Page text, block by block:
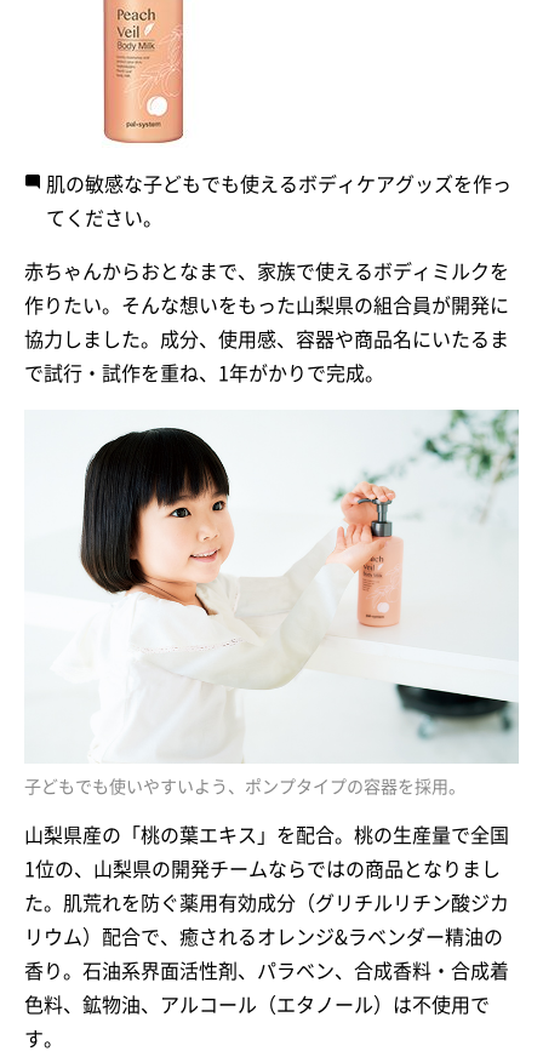
肌の敏感な子どもでも使えるボディケアグッズを作っ
てください。
赤ちゃんからおとなまで、家族で使えるボディミルクを
作りたい。そんな想いをもった山梨県の組合員が開発に
協力しました。成分、使用感、容器や商品名にいたるま
で試行・試作を重ね、1年がかりで完成。
子どもでも使いやすいよう、ポンプタイプの容器を採用。
山梨県産の「桃の葉エキス」を配合。桃の生産量で全国
1位の、山梨県の開発チームならではの商品となりまし
た。肌荒れを防ぐ薬用有効成分（グリチルリチン酸ジカ
リウム）配合で、癒されるオレンジ&ラベンダー精油の
香り。石油系界面活性剤、パラベン、合成香料・合成着
色料、鉱物油、アルコール（エタノール）は不使用で
す。